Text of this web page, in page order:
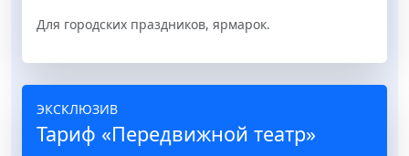
Для городских праздников, ярмарок.
ЭКСКЛЮЗИВ
Тариф «Передвижной театр»